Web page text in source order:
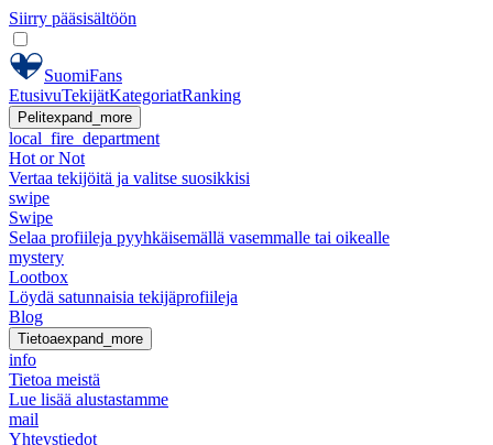
Siirry pääsisältöön
SuomiFans
EtusivuTekijätKategoriatRanking
Pelitexpand_more
local_fire_department
Hot or Not
Vertaa tekijöitä ja valitse suosikkisi
swipe
Swipe
Selaa profiileja pyyhkäisemällä vasemmalle tai oikealle
mystery
Lootbox
Löydä satunnaisia tekijäprofiileja
Blog
Tietoaexpand_more
info
Tietoa meistä
Lue lisää alustastamme
mail
Yhteystiedot